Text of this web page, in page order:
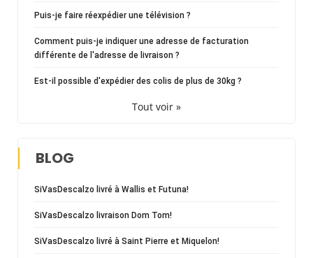
Puis-je faire réexpédier une télévision ?
Comment puis-je indiquer une adresse de facturation
différente de l'adresse de livraison ?
Est-il possible d'expédier des colis de plus de 30kg ?
Tout voir »
BLOG
SiVasDescalzo livré à Wallis et Futuna!
SiVasDescalzo livraison Dom Tom!
SiVasDescalzo livré à Saint Pierre et Miquelon!